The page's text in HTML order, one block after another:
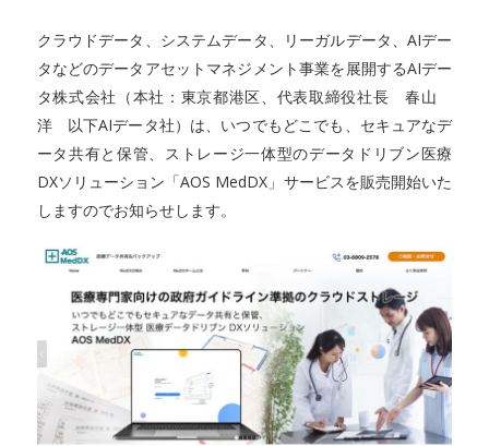
クラウドデータ、システムデータ、リーガルデータ、AIデー
タなどのデータアセットマネジメント事業を展開するAIデー
タ株式会社（本社：東京都港区、代表取締役社長 春山
洋 以下AIデータ社）は、いつでもどこでも、セキュアなデ
ータ共有と保管、ストレージ一体型のデータドリブン医療
DXソリューション「AOS MedDX」サービスを販売開始いた
しますのでお知らせします。